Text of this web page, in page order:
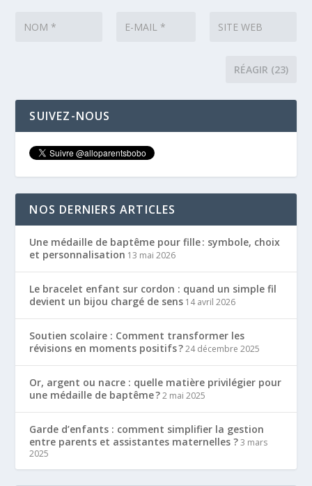
SUIVEZ-NOUS
NOS DERNIERS ARTICLES
Une médaille de baptême pour fille : symbole, choix
et personnalisation 13 mai 2026
Le bracelet enfant sur cordon : quand un simple fil
devient un bijou chargé de sens 14 avril 2026
Soutien scolaire : Comment transformer les
révisions en moments positifs ? 24 décembre 2025
Or, argent ou nacre : quelle matière privilégier pour
une médaille de baptême ? 2 mai 2025
Garde d’enfants : comment simplifier la gestion
entre parents et assistantes maternelles ? 3 mars
2025